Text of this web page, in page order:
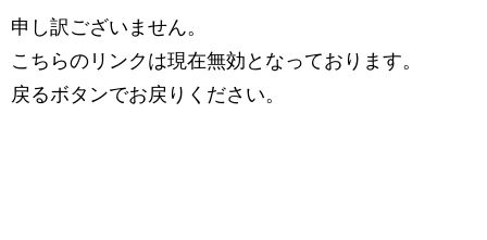
申し訳ございません。
こちらのリンクは現在無効となっております。
戻るボタンでお戻りください。